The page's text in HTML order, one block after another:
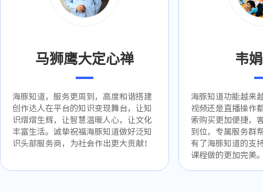
马狮鹰大定心禅
海豚知道，服务更周到，高度和谐搭建
创作达人在平台的知识变现舞台，让知
识熠熠生辉，让智慧温暖人心，让文化
丰富生活。诚挚祝福海豚知道做好泛知
识头部服务商，为社会作出更大贡献！
韦
海豚知道功能越来
视频还是直播操作
索购买更加便捷，
到位，专属服务群
有了海豚知道的支
课程做的更加完美